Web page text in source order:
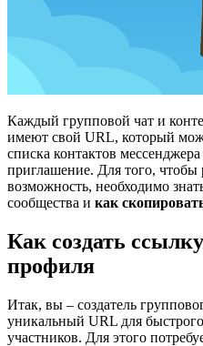
Каждый групповой чат и
имеют свой URL, который
списка контактов
приглашение. Для того, чтобы
возможность, необходимо
сообщества и как
Как создать
профиля
Итак, вы – создатель
уникальный URL для
участников. Для этого